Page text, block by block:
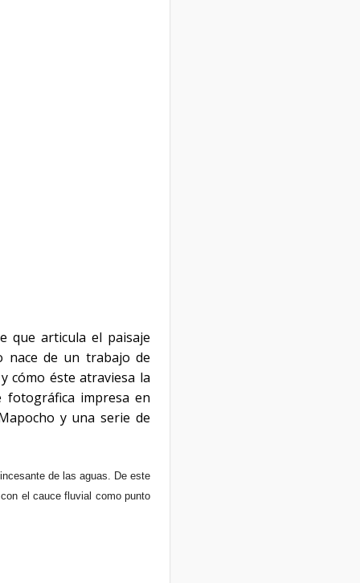
que articula el paisaje
nace de un trabajo de
cómo éste atraviesa la
fotográfica impresa en
y una serie de
de las aguas. De este
el cauce fluvial como punto